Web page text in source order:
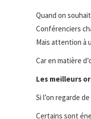
Quand on
Conférenciers
Mais attention à
Car en matière
Les meilleurs
Si l’on regarde
Certains sont